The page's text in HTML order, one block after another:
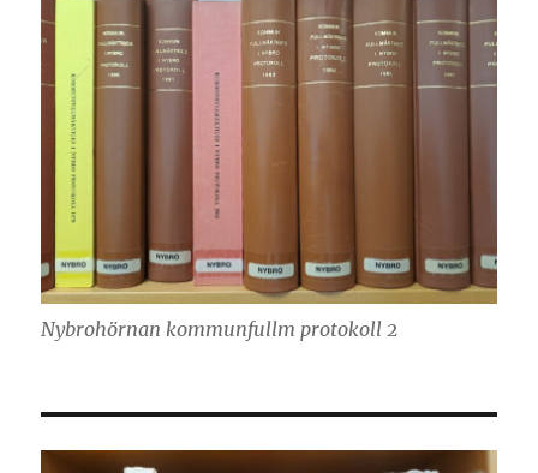
Nybrohörnan kommunfullm protokoll 2